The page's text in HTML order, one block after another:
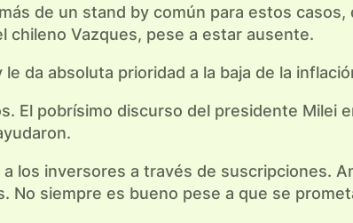
de un stand by común para estos casos,
chileno Vazques, pese a estar ausente.
da absoluta prioridad a la baja de la
El pobrísimo discurso del presidente Milei
los inversores a través de suscripciones.
No siempre es bueno pese a que se